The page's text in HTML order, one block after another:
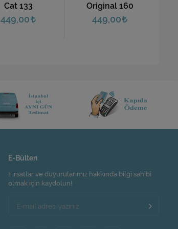
Original 160
449,00
Original 145
449,00
E-Bülten
Fırsatlar ve duyurularımız hakkında bilgi sahibi
olmak için kaydolun!